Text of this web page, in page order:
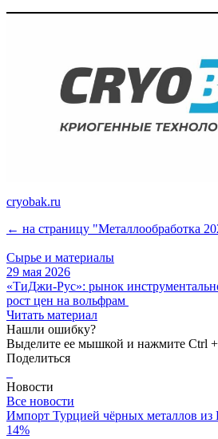
cryobak.ru
← на страницу "Металлообработка
Сырье и материалы
29 мая 2026
«ТиДжи-Рус»: рынок
рост цен на вольфрам
Читать материал
Нашли ошибку?
Выделите ее мышкой и нажмите Ctrl
Поделиться
Новости
Все новости
Импорт Турцией чёрных металлов из
14%